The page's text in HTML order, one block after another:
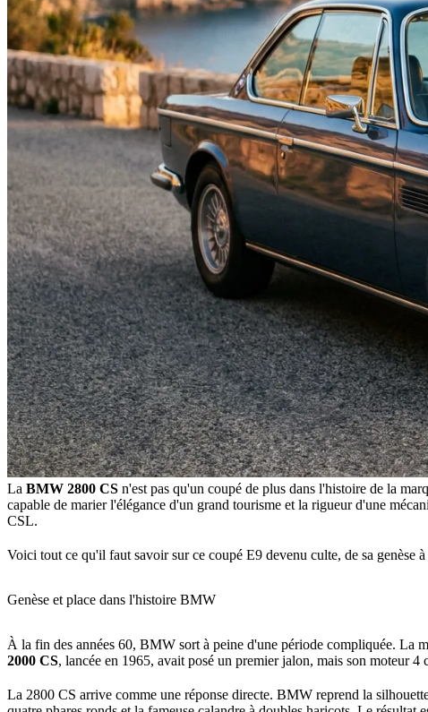
La BMW 2800 CS n'est pas qu'un coupé de plus dans l'histoire de la
capable de marier l'élégance d'un grand tourisme et la rigueur d'une
CSL.
Voici tout ce qu'il faut savoir sur ce coupé E9 devenu culte, de sa genèse
Genèse et place dans l'histoire BMW
À la fin des années 60, BMW sort à peine d'une période compliquée. La
2000 CS, lancée en 1965, avait posé un premier jalon, mais son moteur
La 2800 CS arrive comme une réponse directe. BMW reprend la